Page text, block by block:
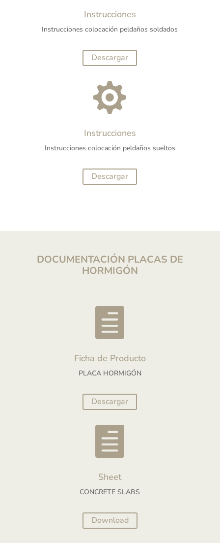
Instrucciones
Instrucciones colocación peldaños soldados
Descargar

Instrucciones
Instrucciones colocación peldaños sueltos
Descargar
DOCUMENTACIÓN PLACAS DE
HORMIGÓN

Ficha de Producto
PLACA HORMIGÓN
Descargar

Sheet
CONCRETE SLABS
Download